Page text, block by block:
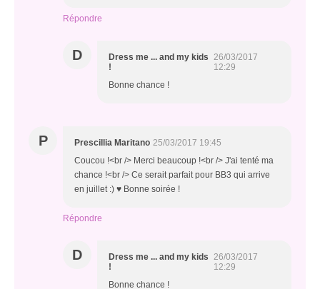
Répondre
D
Dress me ... and my kids
!
26/03/2017
12:29
Bonne chance !
P Prescillia Maritano 25/03/2017 19:45
Coucou !<br /> Merci beaucoup !<br /> J'ai tenté ma
chance !<br /> Ce serait parfait pour BB3 qui arrive
en juillet :) ♥ Bonne soirée !
Répondre
D
Dress me ... and my kids
!
26/03/2017
12:29
Bonne chance !